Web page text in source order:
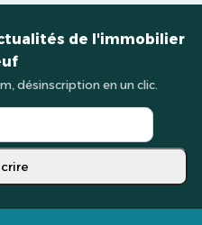
de l'immobilier
désinscription en un clic.